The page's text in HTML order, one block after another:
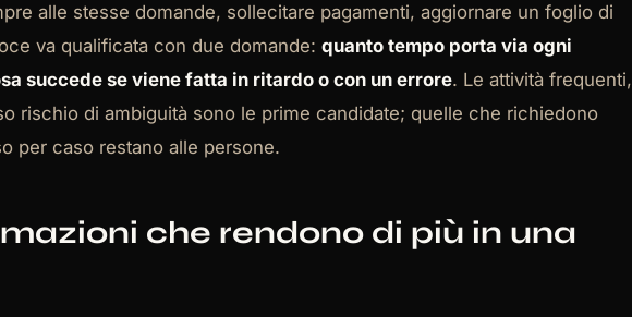
alle stesse domande, sollecitare pagamenti, aggiornare un foglio di
va qualificata con due domande: quanto tempo porta via ogni
succede se viene fatta in ritardo o con un errore. Le attività frequenti,
rischio di ambiguità sono le prime candidate; quelle che richiedono
per caso restano alle persone.
che rendono di più in una